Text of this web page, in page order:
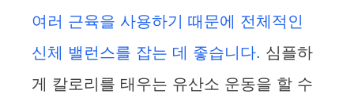
여러 근육을 사용하기 때문에 전체적인
신체 밸런스를 잡는 데 좋습니다. 심플하
게 칼로리를 태우는 유산소 운동을 할 수